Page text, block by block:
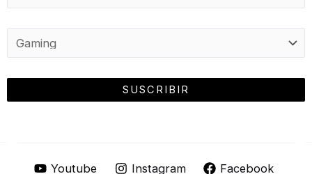
Youtube Instagram Facebook